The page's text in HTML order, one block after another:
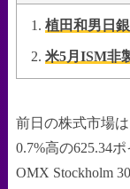
植田和男日
米5月ISM非
前日の株式市場
0.7%高の625.34
OMX Stockholm